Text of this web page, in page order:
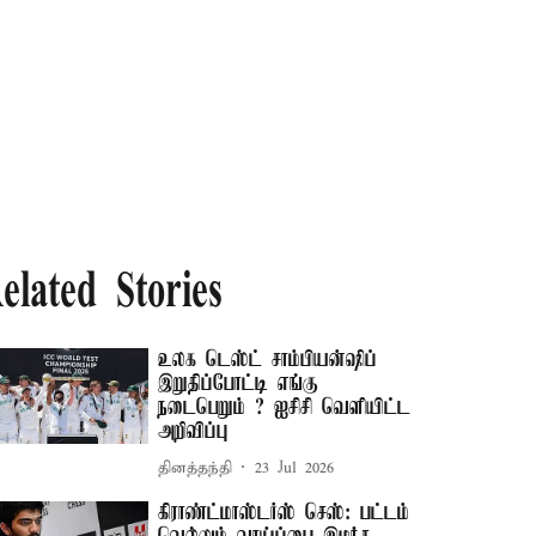
Stories
உலக டெஸ்ட் சாம்பியன்ஷிப்
இறுதிப்போட்டி எங்கு
நடைபெறும் ? ஐசிசி வெளியிட்ட
அறிவிப்பு
தினத்தந்தி 23 Jul 2026
கிராண்ட்மாஸ்டர்ஸ் செஸ்: பட்டம்